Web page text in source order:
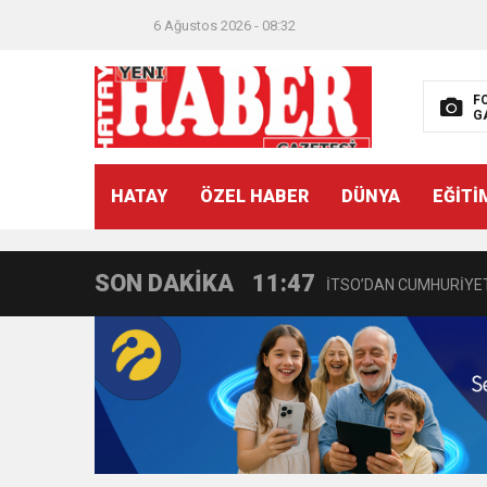
6 Ağustos 2026 - 08:32
HATAY ÖZEL HABER DÜNYA
SON DAKİKA
21:40
11:47 İTSO’DAN
18:55 İNCE’NİN CHP’DE
11:57 IŞIL Eczanesi Görkemli
21:40